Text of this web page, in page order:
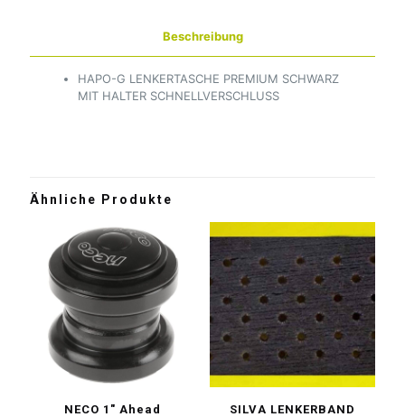
Beschreibung
HAPO-G LENKERTASCHE PREMIUM SCHWARZ
MIT HALTER SCHNELLVERSCHLUSS
Ähnliche Produkte
NECO 1″ Ahead
SILVA LENKERBAND